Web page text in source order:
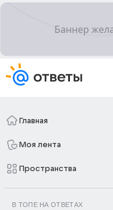
Главная
Моя лента
Пространства
В ТОПЕ НА ОТВЕТАХ